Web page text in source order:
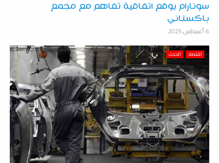
سونارام يوقع اتفاقية تفاهم مع مجمع
باكستاني
6 أغسطس 2025
اقتصاد الحدث